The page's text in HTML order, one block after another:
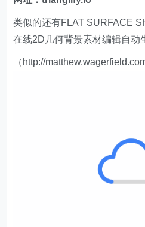
类似的还有FLAT SURFACE
在线2D几何背景素材编辑自动
（http://